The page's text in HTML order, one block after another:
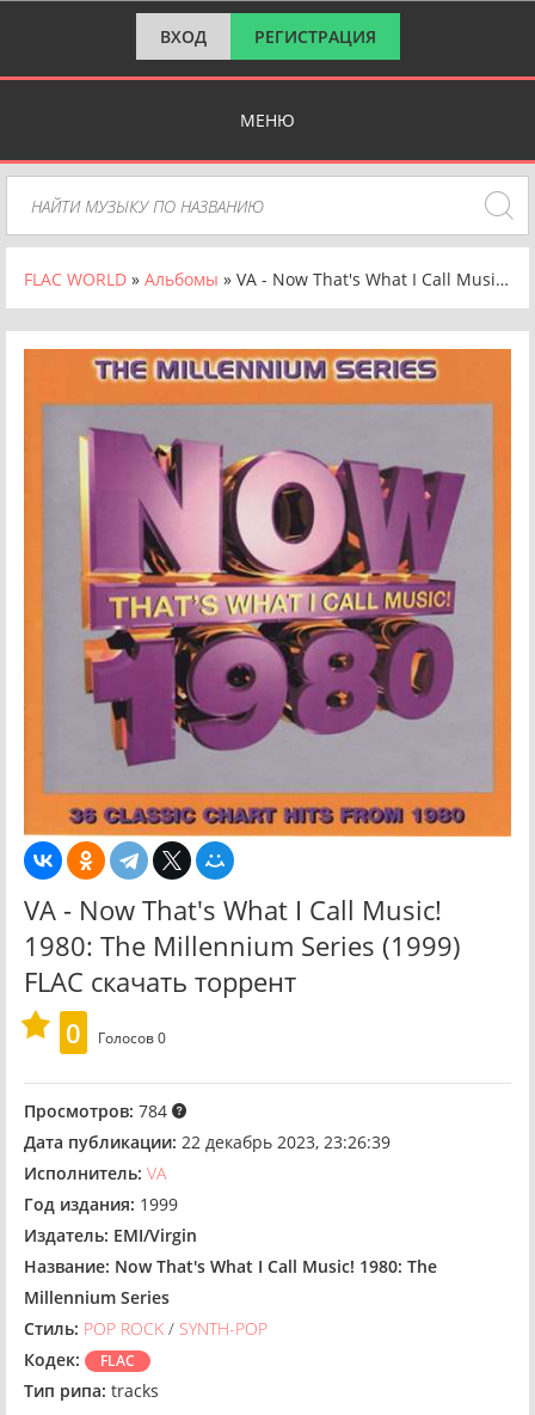
ВХОД РЕГИСТРАЦИЯ
МЕНЮ
FLAC WORLD » Альбомы » VA - Now That's What I Call Music! 1980: The Millennium Series (1999) FLAC
VA - Now That's What I Call Music!
1980: The Millennium Series (1999)
FLAC скачать торрент
0
Голосов0
Просмотров: 784
Дата публикации: 22 декабрь 2023, 23:26:39
Исполнитель: VA
Год издания: 1999
Издатель: EMI/Virgin
Название: Now That's What I Call Music! 1980: The
Millennium Series
Стиль: POP ROCK / SYNTH-POP
Кодек:
FLAC
Тип рипа: tracks